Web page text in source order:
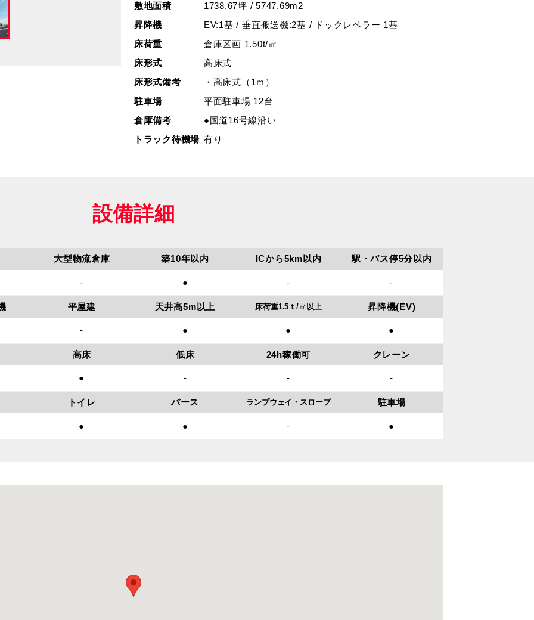
敷地面積
1738.67坪 / 5747.69m2
昇降機
EV:1基 / 垂直搬送機:2基 / ドックレベラー 1基
床荷重
倉庫区画 1.50t/㎡
床形式
高床式
床形式備考
・高床式（1ｍ）
駐車場
平面駐車場 12台
倉庫備考
●国道16号線沿い
トラック待機場 有り
設備詳細
大型物流倉庫
-
築10年以内
●
ICから5km以内
-
駅・バス停5分以内
-
平屋建
-
天井高5m以上
●
床荷重1.5ｔ/㎡以上
●
昇降機(EV)
●
高床
●
低床
-
24h稼働可
-
クレーン
-
トイレ
●
バース
●
ランプウェイ・ スロープ
-
駐車場
●